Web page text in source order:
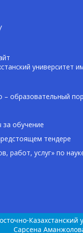
университет
образовательный
обучение
тендере
работ, услуг» по
Казахстанский
Сарсена
University
Я AI-Talapker —
Аманжолова (ВКУ).
о поступлении в